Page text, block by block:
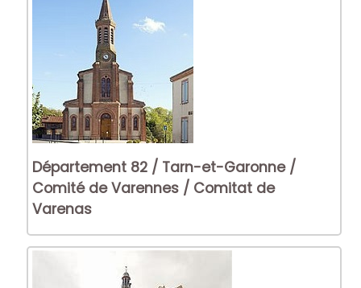
Département 82 / Tarn-et-Garonne /
Comité de Varennes / Comitat de
Varenas